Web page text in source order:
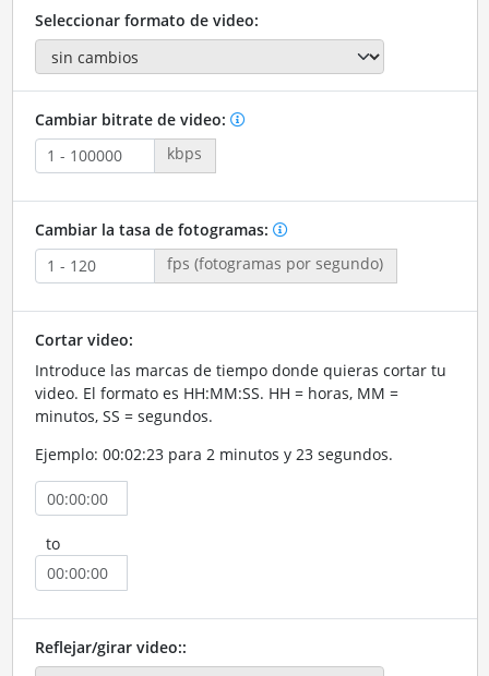
Seleccionar formato de video:
Cambiar bitrate de video:
kbps
Cambiar la tasa de fotogramas:
fps (fotogramas por segundo)
Cortar video:
Introduce las marcas de tiempo donde quieras cortar tu
video. El formato es HH:MM:SS. HH = horas, MM =
minutos, SS = segundos.
Ejemplo: 00:02:23 para 2 minutos y 23 segundos.
to
Reflejar/girar video::